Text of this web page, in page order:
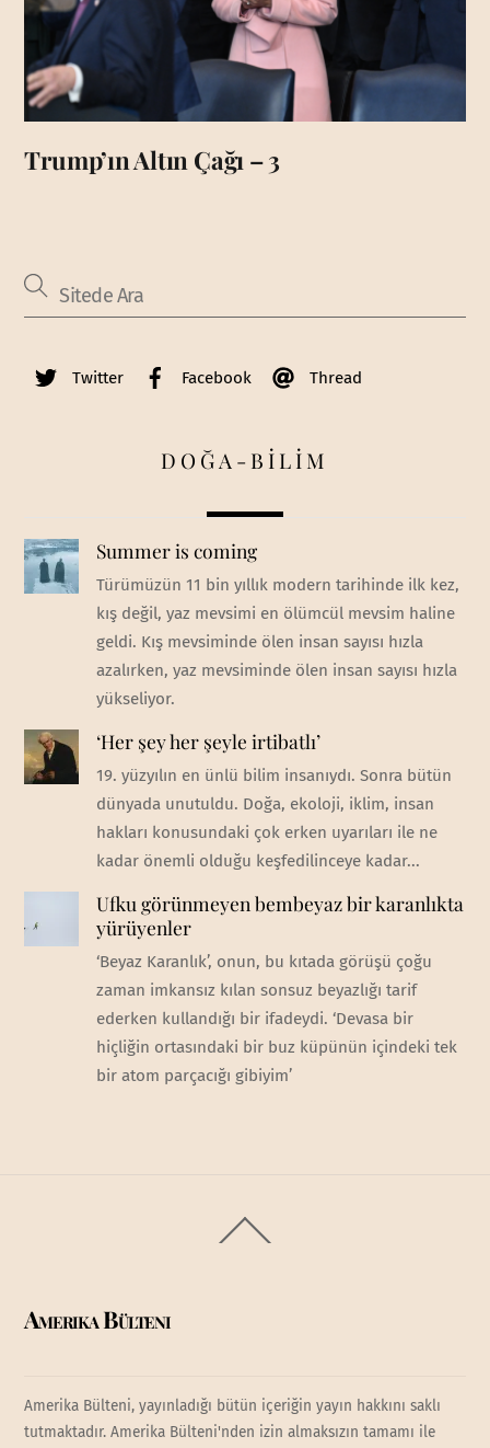
Trump’ın Altın Çağı – 3
Twitter Facebook Thread
DOĞA-BİLİM
Summer is coming
Türümüzün 11 bin yıllık modern tarihinde ilk kez,
kış değil, yaz mevsimi en ölümcül mevsim haline
geldi. Kış mevsiminde ölen insan sayısı hızla
azalırken, yaz mevsiminde ölen insan sayısı hızla
yükseliyor.
‘Her şey her şeyle irtibatlı’
19. yüzyılın en ünlü bilim insanıydı. Sonra bütün
dünyada unutuldu. Doğa, ekoloji, iklim, insan
hakları konusundaki çok erken uyarıları ile ne
kadar önemli olduğu keşfedilinceye kadar...
Ufku görünmeyen bembeyaz bir karanlıkta
yürüyenler
‘Beyaz Karanlık’, onun, bu kıtada görüşü çoğu
zaman imkansız kılan sonsuz beyazlığı tarif
ederken kullandığı bir ifadeydi. ‘Devasa bir
hiçliğin ortasındaki bir buz küpünün içindeki tek
bir atom parçacığı gibiyim’
To
Amerika Bülteni
Amerika Bülteni, yayınladığı bütün içeriğin yayın hakkını saklı
tutmaktadır. Amerika Bülteni'nden izin almaksızın tamamı ile